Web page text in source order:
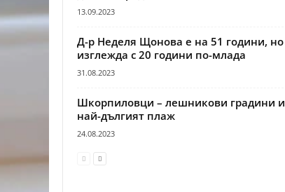
13.09.2023
Д-р Неделя Щонова е на 51 години, но
изглежда с 20 години по-млада
31.08.2023
Шкорпиловци – лешникови градини и
най-дългият плаж
24.08.2023